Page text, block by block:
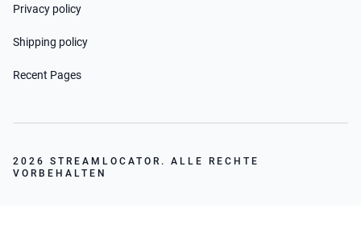
Privacy policy
Shipping policy
Recent Pages
2026 STREAMLOCATOR. ALLE RECHTE
VORBEHALTEN